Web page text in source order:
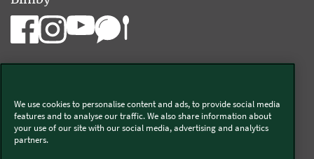
Vorwerk Italia s.a.s. di Vorwerk Management s.r.l.
C.F. e P.Iva 00793630153
We use cookies to personalise content and ads, to provide social media
features and to analyse our traffic. We also share information about
your use of our site with our social media, advertising and analytics
partners.